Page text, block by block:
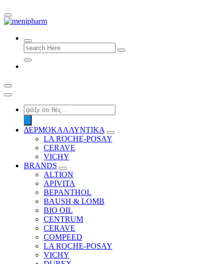
shop 2 easily
Search
for:
Products
search
ΔΕΡΜΟΚΑΛΛΥΝΤΙΚΑ
LA ROCHE-POSAY
CERAVE
VICHY
BRANDS
ALTION
APIVITA
BEPANTHOL
BAUSH & LOMB
BIO OIL
CENTRUM
CERAVE
COMPEED
LA ROCHE-POSAY
VICHY